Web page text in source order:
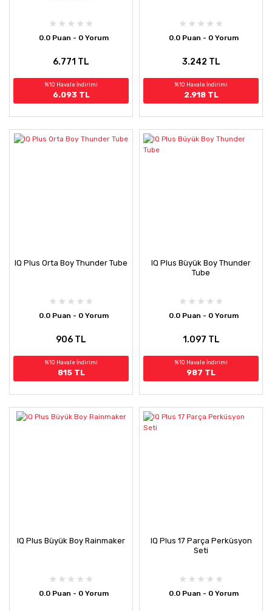
0.0 Puan - 0 Yorum
6.771 TL
%10 Havale İndirimi
6.093 TL
0.0 Puan - 0 Yorum
3.242 TL
%10 Havale İndirimi
2.918 TL
IQ Plus Orta Boy Thunder Tube
0.0 Puan - 0 Yorum
906 TL
%10 Havale İndirimi
815 TL
IQ Plus Büyük Boy Thunder
Tube
0.0 Puan - 0 Yorum
1.097 TL
%10 Havale İndirimi
987 TL
IQ Plus Büyük Boy Rainmaker
0.0 Puan - 0 Yorum
IQ Plus 17 Parça Perküsyon
Seti
0.0 Puan - 0 Yorum